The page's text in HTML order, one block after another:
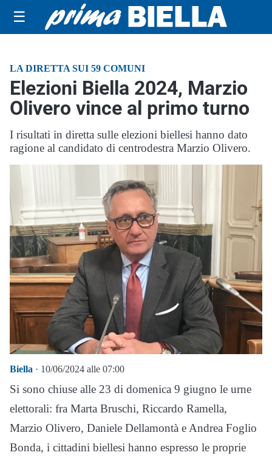
☰
LA DIRETTA SUI 59 COMUNI
Elezioni Biella 2024, Marzio
Olivero vince al primo turno
I risultati in diretta sulle elezioni biellesi hanno dato
ragione al candidato di centrodestra Marzio Olivero.
Biella · 10/06/2024 alle 07:00
Si sono chiuse alle 23 di domenica 9 giugno le urne
elettorali: fra Marta Bruschi, Riccardo Ramella,
Marzio Olivero, Daniele Dellamontà e Andrea Foglio
Bonda, i cittadini biellesi hanno espresso le proprie